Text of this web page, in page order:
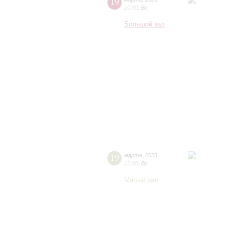
20:00 Вс
Большой зал
19 марта
2023
15:00 Вс
Малый зал